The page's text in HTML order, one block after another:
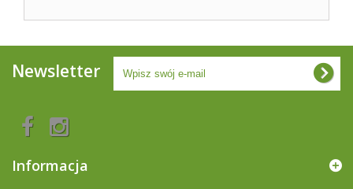
Newsletter
Informacja